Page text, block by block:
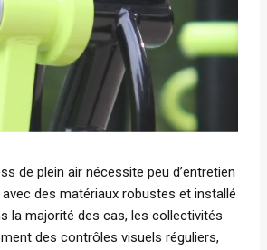
de plein air nécessite peu d’entretien
des matériaux robustes et installé
la majorité des cas, les collectivités
des contrôles visuels réguliers,